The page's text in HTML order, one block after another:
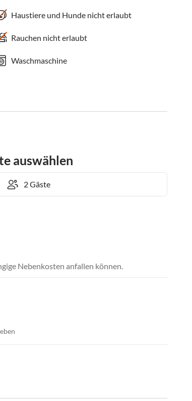
Haustiere und Hunde nicht erlaubt
Rauchen nicht erlaubt
Waschmaschine
auswählen
Nebenkosten anfallen können.